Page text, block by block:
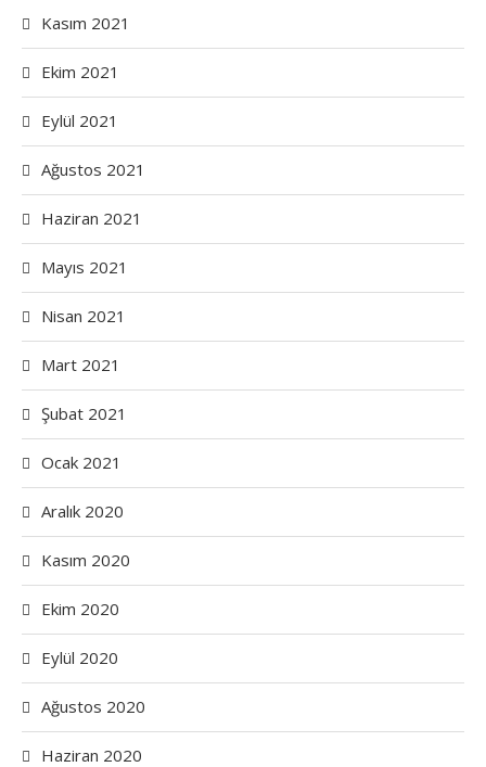
Kasım 2021
Ekim 2021
Eylül 2021
Ağustos 2021
Haziran 2021
Mayıs 2021
Nisan 2021
Mart 2021
Şubat 2021
Ocak 2021
Aralık 2020
Kasım 2020
Ekim 2020
Eylül 2020
Ağustos 2020
Haziran 2020